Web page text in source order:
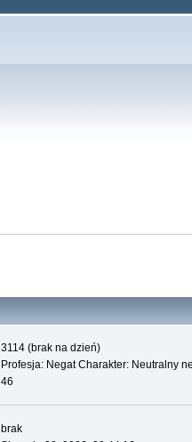
3114 (brak na dzień)
Profesja: Negat Charakter: Neutralny
46
brak